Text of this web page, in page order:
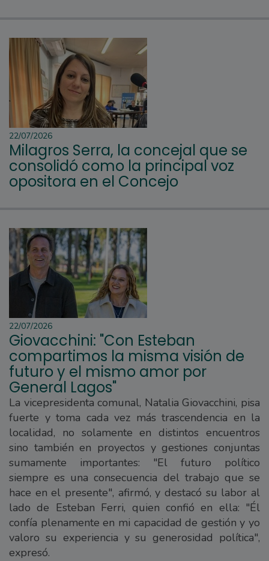
22/07/2026
Milagros Serra, la concejal que se
consolidó como la principal voz
opositora en el Concejo
22/07/2026
Giovacchini: "Con Esteban
compartimos la misma visión de
futuro y el mismo amor por
General Lagos"
La vicepresidenta comunal, Natalia Giovacchini, pisa
fuerte y toma cada vez más trascendencia en la
localidad, no solamente en distintos encuentros
sino también en proyectos y gestiones conjuntas
sumamente importantes: "El futuro político
siempre es una consecuencia del trabajo que se
hace en el presente", afirmó, y destacó su labor al
lado de Esteban Ferri, quien confió en ella: "Él
confía plenamente en mi capacidad de gestión y yo
valoro su experiencia y su generosidad política",
expresó.